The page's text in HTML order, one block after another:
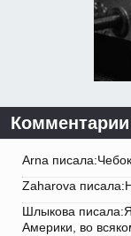
Комментарии
Arna
Zaharova
Шлыкова
Америки, во